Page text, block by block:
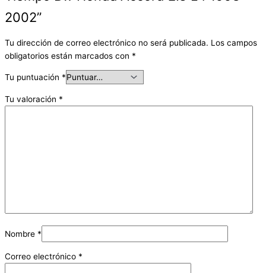
2002”
Tu dirección de correo electrónico no será publicada. Los campos
obligatorios están marcados con *
Tu puntuación *
Tu valoración *
Nombre *
Correo electrónico *